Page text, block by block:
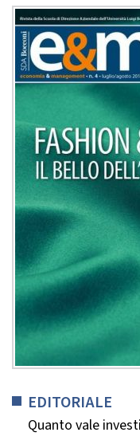
EDITORIALE
Quanto vale